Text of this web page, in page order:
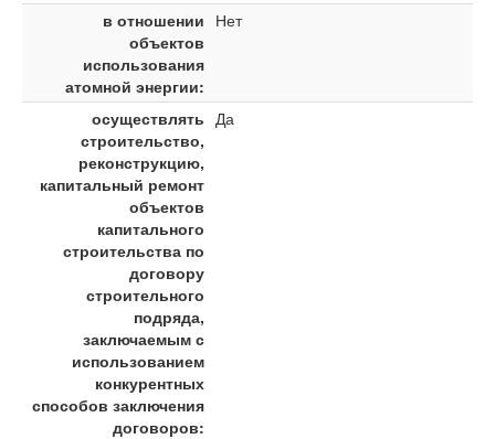
в отношении
объектов
использования
атомной энергии:
Нет
осуществлять
строительство,
реконструкцию,
капитальный ремонт
объектов
капитального
строительства по
договору
строительного
подряда,
заключаемым с
использованием
конкурентных
способов заключения
договоров:
Да